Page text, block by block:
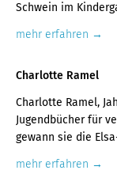
Schwein im
mehr erfahren
Charlotte Ramel
Charlotte Ramel,
Jugendbücher für
gewann sie die
mehr erfahren